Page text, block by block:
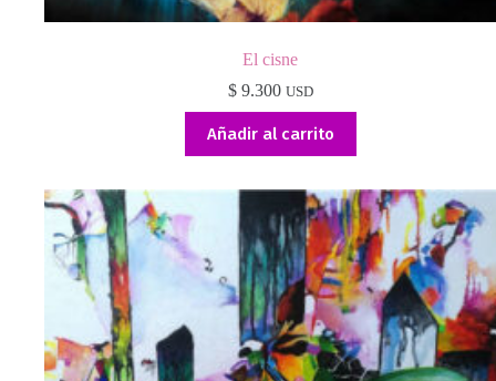
El cisne
$9.300 USD
Añadir al carrito